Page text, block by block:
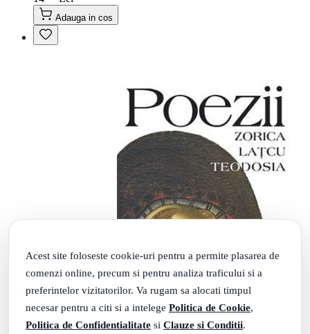
Acest site foloseste cookie-uri pentru a permite plasarea de
comenzi online, precum si pentru analiza traficului si a
preferintelor vizitatorilor. Va rugam sa alocati timpul
necesar pentru a citi si a intelege Politica de Cookie,
Politica de Confidentialitate si Clauze si Conditii.
Adauga in cos